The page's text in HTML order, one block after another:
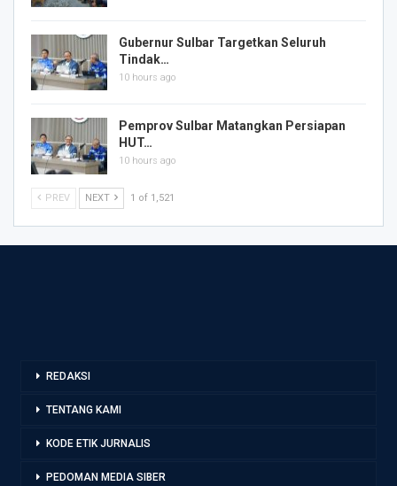
Gubernur Sulbar Targetkan Seluruh
Tindak…
10 hours ago
Pemprov Sulbar Matangkan Persiapan
HUT…
10 hours ago
PREV NEXT 1 of 1,521
REDAKSI
TENTANG KAMI
KODE ETIK JURNALIS
PEDOMAN MEDIA SIBER